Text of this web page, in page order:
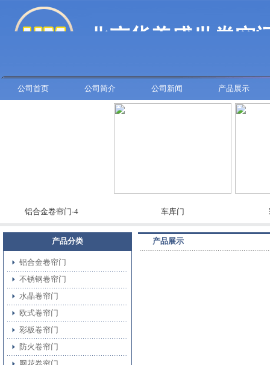
公司首页 公司简介 公司新闻 产品展示
铝合金卷帘门-4 车库门 彩
产品分类
铝合金卷帘门
不锈钢卷帘门
水晶卷帘门
欧式卷帘门
彩板卷帘门
防火卷帘门
产品展示